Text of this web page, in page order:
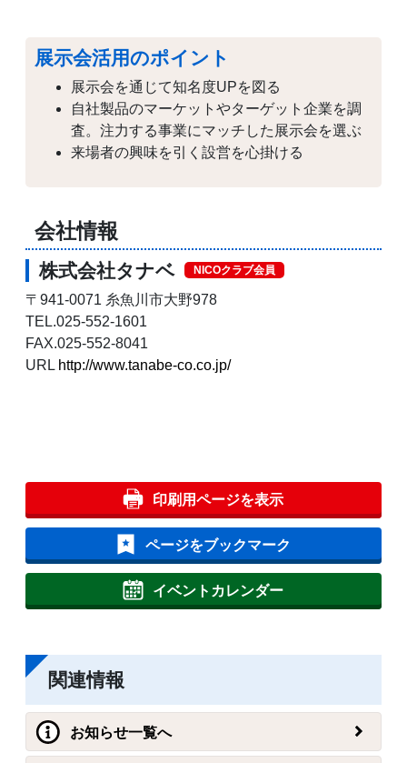
展示会活用のポイント
展示会を通じて知名度UPを図る
自社製品のマーケットやターゲット企業を調
査。注力する事業にマッチした展示会を選ぶ
来場者の興味を引く設営を心掛ける
会社情報
株式会社タナベ NICOクラブ会員
〒941-0071 糸魚川市大野978
TEL.025-552-1601
FAX.025-552-8041
URL http://www.tanabe-co.co.jp/
印刷用ページを表示
ページをブックマーク
イベントカレンダー
関連情報
お知らせ一覧へ